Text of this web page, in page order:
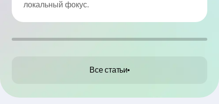
локальный фокус.
Все статьи